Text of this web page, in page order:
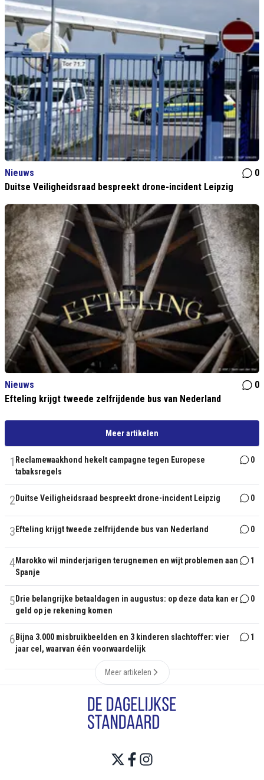
Nieuws
0
Duitse Veiligheidsraad bespreekt drone-incident Leipzig
Nieuws
0
Efteling krijgt tweede zelfrijdende bus van Nederland
Meer artikelen
1 Reclamewaakhond hekelt campagne tegen Europese
tabaksregels
0
2 Duitse Veiligheidsraad bespreekt drone-incident Leipzig 0
3 Efteling krijgt tweede zelfrijdende bus van Nederland 0
4Marokko wil minderjarigen terugnemen en wijt problemen aan
Spanje
1
5 Drie belangrijke betaaldagen in augustus: op deze data kan er
geld op je rekening komen
0
6 Bijna 3.000 misbruikbeelden en 3 kinderen slachtoffer: vier
jaar cel, waarvan één voorwaardelijk
1
Meer artikelen